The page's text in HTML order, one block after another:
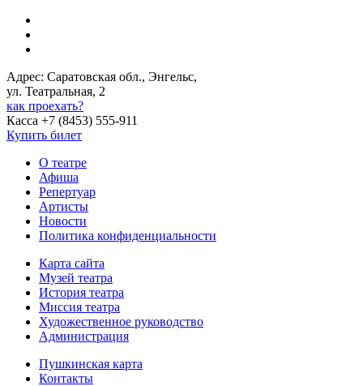
Адрес: Саратовская обл., Энгельс,
ул. Театральная, 2
как проехать?
Касса +7 (8453) 555-911
Купить билет
О театре
Афиша
Репертуар
Артисты
Новости
Политика конфиденциальности
Карта сайта
Музей театра
История театра
Миссия театра
Художественное руководство
Администрация
Пушкинская карта
Контакты